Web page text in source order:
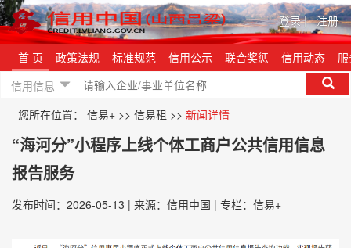
登录| 注册
首 页 政策法规 标准规范 信用公示 联合奖惩 信用动态
信用信息
您所在位置： 信易+ >> 信易租 >> 新闻详情
“海河分”小程序上线个体工商户公共信用信息
报告服务
发布时间：2026-05-13 | 来源：信用中国 | 专栏：信易+